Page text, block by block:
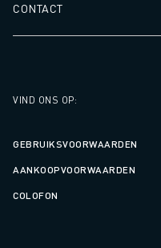
CONTACT
VIND ONS OP:
GEBRUIKSVOORWAARDEN
AANKOOPVOORWAARDEN
COLOFON